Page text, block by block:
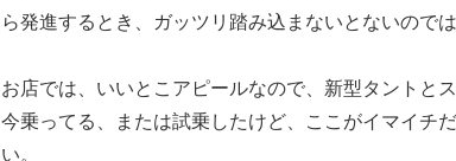
ら発進するとき、ガッツリ踏み込まないとないので
お店では、いいとこアピールなので、新型タントと
今乗ってる、または試乗したけど、ここがイマイチ
い。